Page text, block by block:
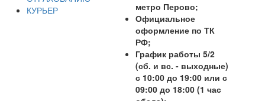
КУРЬЕР
метро Перово;
Официальное
оформление по ТК
РФ;
График работы 5/2
(сб. и вс. - выходные)
с 10:00 до 19:00 или с
09:00 до 18:00 (1 час